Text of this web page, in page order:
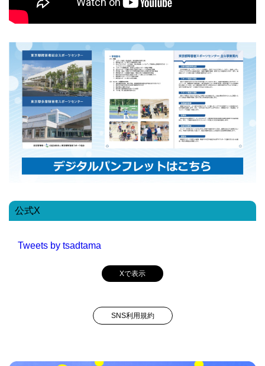
公式X
Tweets by tsadtama
Xで表示
SNS利用規約